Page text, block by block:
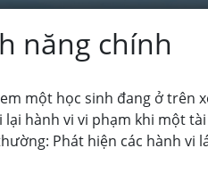
năng chính
một học sinh đang ở trên
lại hành vi vi phạm khi một
Phát hiện các hành